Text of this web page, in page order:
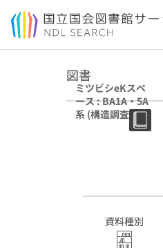
本文へ移動
図書
ミツビシeKスペ
ース : BA1A・5A
系 (構造調査シリ
ーズ ; no. J-977)
資料種別